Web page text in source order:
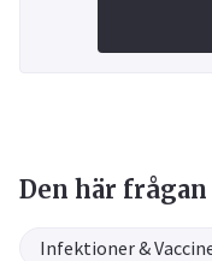
Den här
Infektioner &